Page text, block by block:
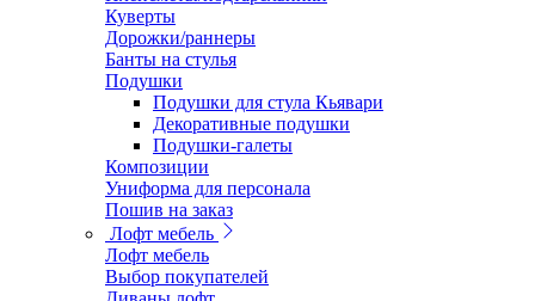
Куверты
Дорожки/раннеры
Банты на стулья
Подушки
Подушки для стула Кьявари
Декоративные подушки
Подушки-галеты
Композиции
Униформа для персонала
Пошив на заказ
Лофт мебель
Лофт мебель
Выбор покупателей